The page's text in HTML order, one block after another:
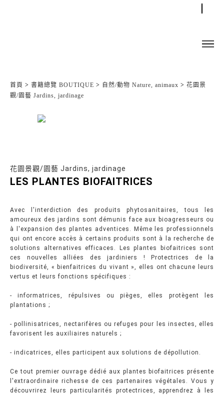
首頁 > 書籍總覽 BOUTIQUE > 自然/動物 Nature, animaux > 花園景
觀/園藝 Jardins, jardinage
花園景觀/園藝 Jardins, jardinage
LES PLANTES BIOFAITRICES
Avec l'interdiction des produits phytosanitaires, tous les
amoureux des jardins sont démunis face aux bioagresseurs ou
à l'expansion des plantes adventices. Même les professionnels
qui ont encore accès à certains produits sont à la recherche de
solutions alternatives efficaces. Les plantes biofaitrices sont
ces nouvelles alliées des jardiniers ! Protectrices de la
biodiversité, « bienfaitrices du vivant », elles ont chacune leurs
vertus et leurs fonctions spécifiques :
- informatrices, répulsives ou pièges, elles protègent les
plantations ;
- pollinisatrices, nectarifères ou refuges pour les insectes, elles
favorisent les auxiliaires naturels ;
- indicatrices, elles participent aux solutions de dépollution.
Ce tout premier ouvrage dédié aux plantes biofaitrices présente
l'extraordinaire richesse de ces partenaires végétales. Vous y
découvrirez leurs particularités protectrices, apprendrez à les